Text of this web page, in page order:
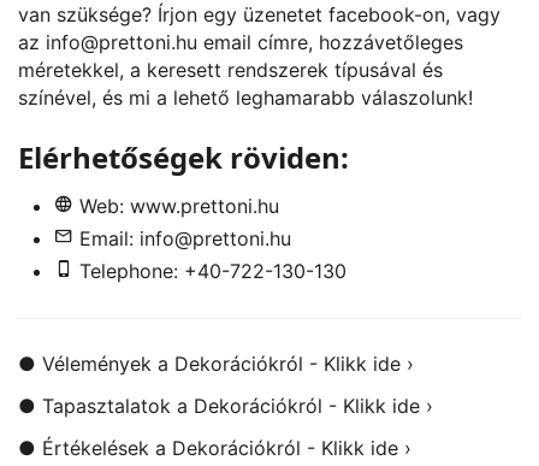
van szüksége? Írjon egy üzenetet facebook-on, vagy
az info@prettoni.hu email címre, hozzávetőleges
méretekkel, a keresett rendszerek típusával és
színével, és mi a lehető leghamarabb válaszolunk!
Elérhetőségek röviden:
Web: www.prettoni.hu
Email: info@prettoni.hu
Telephone: +40-722-130-130
● Vélemények a Dekorációkról - Klikk ide ›
● Tapasztalatok a Dekorációkról - Klikk ide ›
● Értékelések a Dekorációkról - Klikk ide ›